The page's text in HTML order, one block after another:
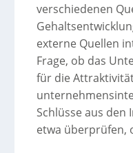
verschiedenen
externe Quellen
Frage, ob das
für die
Schlüsse aus
etwa überprüfen,